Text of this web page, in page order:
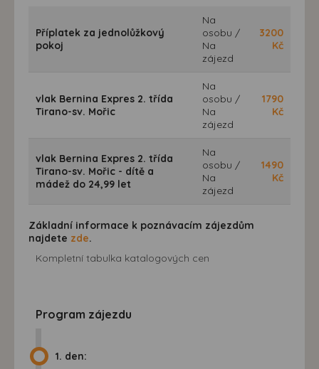
Příplatek za jednolůžkový
pokoj
Na
osobu /
Na
zájezd
3200
Kč
vlak Bernina Expres 2. třída
Tirano-sv. Mořic
Na
osobu /
Na
zájezd
1790
Kč
vlak Bernina Expres 2. třída
Tirano-sv. Mořic - dítě a
mádež do 24,99 let
Na
osobu /
Na
zájezd
1490
Kč
Základní informace k poznávacím zájezdům
najdete zde.
Kompletní tabulka katalogových cen
Program zájezdu
1. den: